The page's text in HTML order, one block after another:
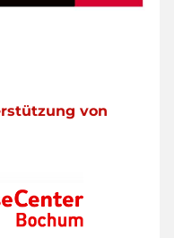
von